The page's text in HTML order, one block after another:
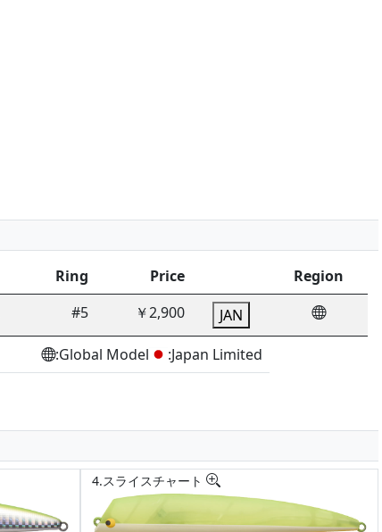
Ring Price
Region
#5 ￥2,900
JAN
:Global Model
:Japan Limited
4.スライスチャート